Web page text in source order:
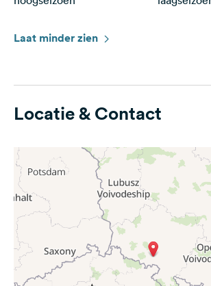
Laat minder zien
Locatie & Contact